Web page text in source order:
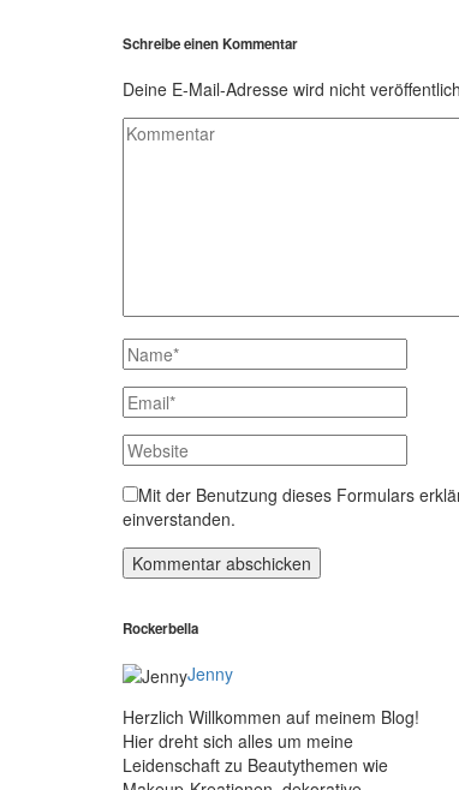
Schreibe einen Kommentar
Deine E-Mail-Adresse wird nicht
Mit der Benutzung dieses Formulars
einverstanden.
Rockerbella
Jenny
Herzlich Willkommen auf meinem Blog!
Hier dreht sich alles um meine
Leidenschaft zu Beautythemen wie